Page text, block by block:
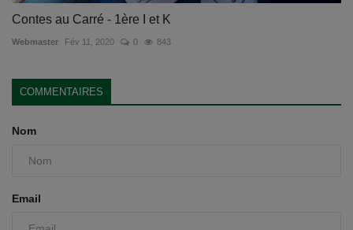
Contes au Carré - 1ère I et K
Webmaster Fév 11, 2020 0 843
COMMENTAIRES
Nom
Email